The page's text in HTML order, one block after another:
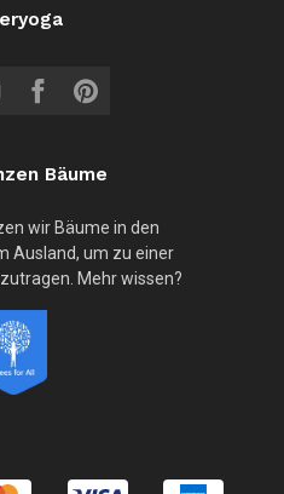
Bäume
wir Bäume in den
Ausland, um zu einer
Mehr wissen?